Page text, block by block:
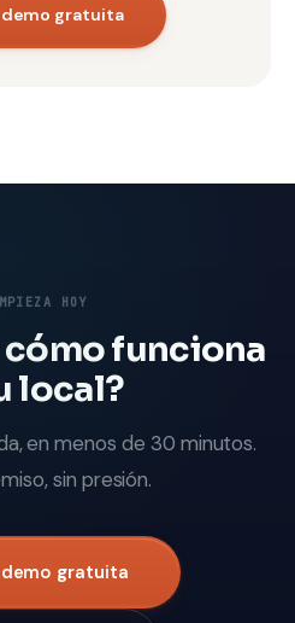
gratuita
HOY
cómo funciona
local?
en menos de 30 minutos.
sin presión.
gratuita